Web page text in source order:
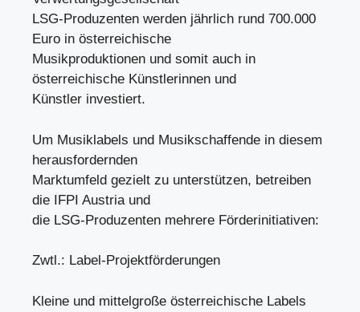
LSG-Produzenten werden jährlich rund 700.000
Euro in österreichische
Musikproduktionen und somit auch in
österreichische Künstlerinnen und
Künstler investiert.
Um Musiklabels und Musikschaffende in diesem
herausfordernden
Marktumfeld gezielt zu unterstützen, betreiben
die IFPI Austria und
die LSG-Produzenten mehrere Förderinitiativen:
Zwtl.: Label-Projektförderungen
Kleine und mittelgroße österreichische Labels